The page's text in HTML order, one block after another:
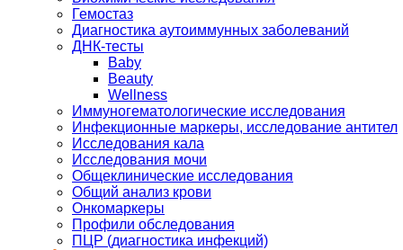
Гемостаз
Диагностика аутоиммунных заболеваний
ДНК-тесты
Baby
Beauty
Wellness
Иммуногематологические исследования
Инфекционные маркеры, исследование антител
Исследования кала
Исследования мочи
Общеклинические исследования
Общий анализ крови
Онкомаркеры
Профили обследования
ПЦР (диагностика инфекций)